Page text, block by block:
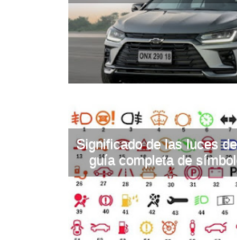
Significado de las luces
guía completa de